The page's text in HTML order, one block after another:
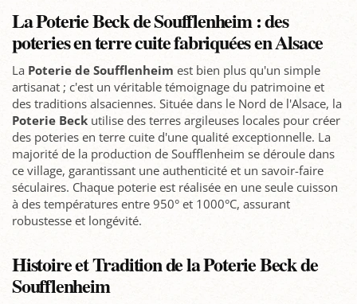
La Poterie Beck de Soufflenheim : des
poteries en terre cuite fabriquées en Alsace
La Poterie de Soufflenheim est bien plus qu'un simple
artisanat ; c'est un véritable témoignage du patrimoine et
des traditions alsaciennes. Située dans le Nord de l'Alsace, la
Poterie Beck utilise des terres argileuses locales pour créer
des poteries en terre cuite d'une qualité exceptionnelle. La
majorité de la production de Soufflenheim se déroule dans
ce village, garantissant une authenticité et un savoir-faire
séculaires. Chaque poterie est réalisée en une seule cuisson
à des températures entre 950° et 1000°C, assurant
robustesse et longévité.
Histoire et Tradition de la Poterie Beck de
Soufflenheim